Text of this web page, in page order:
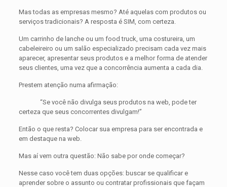
Mas todas as empresas mesmo? Até aquelas com produtos ou
serviços tradicionais? A resposta é SIM, com certeza.
Um carrinho de lanche ou um food truck, uma costureira, um
cabeleireiro ou um salão especializado precisam cada vez mais
aparecer, apresentar seus produtos e a melhor forma de atender
seus clientes, uma vez que a concorrência aumenta a cada dia.
Prestem atenção numa afirmação:
“Se você não divulga seus produtos na web, pode ter
certeza que seus concorrentes divulgam!”
Então o que resta? Colocar sua empresa para ser encontrada e
em destaque na web.
Mas aí vem outra questão: Não sabe por onde começar?
Nesse caso você tem duas opções: buscar se qualificar e
aprender sobre o assunto ou contratar profissionais que façam